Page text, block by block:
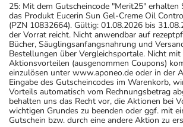
25: Mit dem Gutscheincode "Merit25" erhalten
das Produkt Eucerin Sun Gel-Creme Oil
(PZN 10832664). Gültig: 01.08.2026 bis
der Vorrat reicht. Nicht anwendbar auf
Bücher, Säuglingsanfangsnahrung und
Bestellungen über Vergleichsportale. Nicht mit
Aktionsvorteilen (ausgenommen Coupons)
einzulösen unter www.aponeo.de oder in der
Eingabe des Gutscheincodes im Warenkorb,
Vorteils automatisch vom Rechnungsbetrag
behalten uns das Recht vor, die Aktionen bei
wichtigen Grundes zu beenden oder ggf. mit
Gutschein bzw. durch eine andere Aktion zu